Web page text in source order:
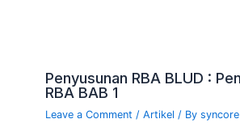
Penyusunan RBA BLUD :
RBA BAB 1
Leave a Comment /Artikel / Bysyncore